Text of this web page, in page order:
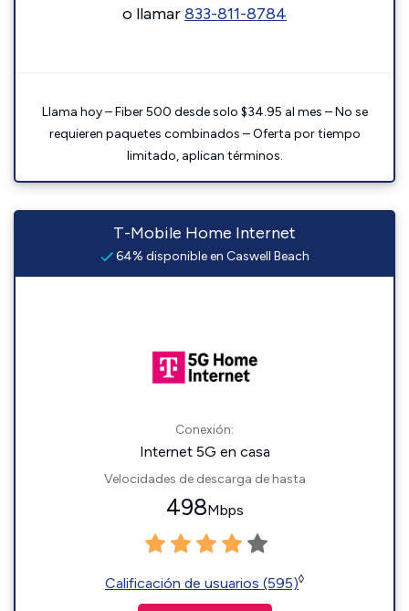
o llamar833-811-8784
Llama hoy – Fiber 500 desde solo $34.95 al mes – No se
requieren paquetes combinados – Oferta por tiempo
limitado, aplican términos.
T-Mobile Home Internet
64% disponible en Caswell Beach
Conexión:
Internet 5G en casa
Velocidades de descarga de hasta
498Mbps
Calificación de usuarios (595)◊